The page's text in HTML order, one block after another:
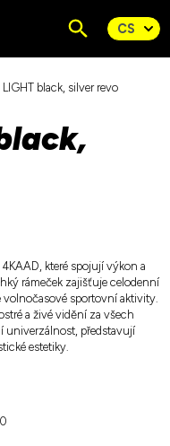
LIGHT black, silver revo
které spojují výkon a
rámeček zajišťuje celodenní
sportovní aktivity.
a živé vidění za všech
univerzálnost, představují
estetiky.